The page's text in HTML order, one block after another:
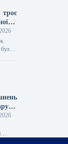
троє
були